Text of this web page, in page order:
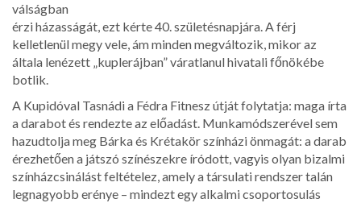
válságban
érzi házasságát, ezt kérte 40. születésnapjára. A férj
kelletlenül megy vele, ám minden megváltozik, mikor az
általa lenézett „kuplerájban” váratlanul hivatali főnökébe
botlik.
A Kupidóval Tasnádi a Fédra Fitnesz útját folytatja: maga írta
a darabot és rendezte az előadást. Munkamódszerével sem
hazudtolja meg Bárka és Krétakör színházi önmagát: a darab
érezhetően a játszó színészekre íródott, vagyis olyan bizalmi
színházcsinálást feltételez, amely a társulati rendszer talán
legnagyobb erénye – mindezt egy alkalmi csoportosulás